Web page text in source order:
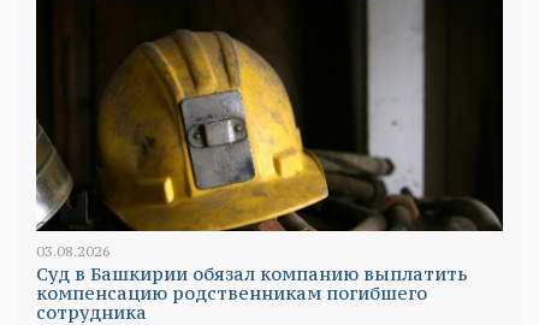
03.08.2026
Суд в Башкирии обязал компанию выплатить
компенсацию родственникам погибшего
сотрудника